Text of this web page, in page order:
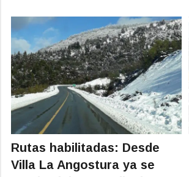
Rutas habilitadas: Desde
Villa La Angostura ya se